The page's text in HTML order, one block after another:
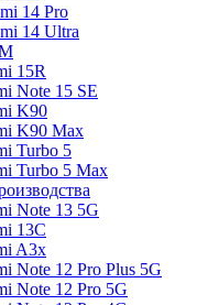
14 Pro
14 Ultra
15R
Note 15 SE
K90
K90 Max
Turbo 5
Turbo 5 Max
Note 13 5G
13C
A3x
Note 12 Pro Plus 5G
Note 12 Pro 5G